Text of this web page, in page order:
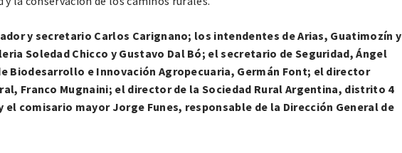
y secretario Carlos Carignano; los intendentes de Arias, Guatimozín y
Soledad Chicco y Gustavo Dal Bó; el secretario de Seguridad, Ángel
Biodesarrollo e Innovación Agropecuaria, Germán Font; el director
Franco Mugnaini; el director de la Sociedad Rural Argentina, distrito 4
el comisario mayor Jorge Funes, responsable de la Dirección General de